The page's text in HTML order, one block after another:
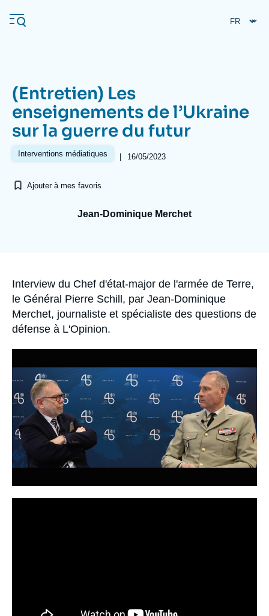
au
contenu
Navigation
principale
L'Ifri
Nous soutenir
À propos de l'Ifri
L'Ifri en bref Proche-Orient
(Entretien) Les
enseignements de l’Ukraine
sur la guerre du futur
Interventions médiatiques | 16/05/2023
Ajouter à mes favoris
Jean-Dominique Merchet
Accroche
Interview du Chef d'état-major de l'armée de Terre,
le Général Pierre Schill, par Jean-Dominique
Merchet, journaliste et spécialiste des questions de
défense à L'Opinion.
médiatique